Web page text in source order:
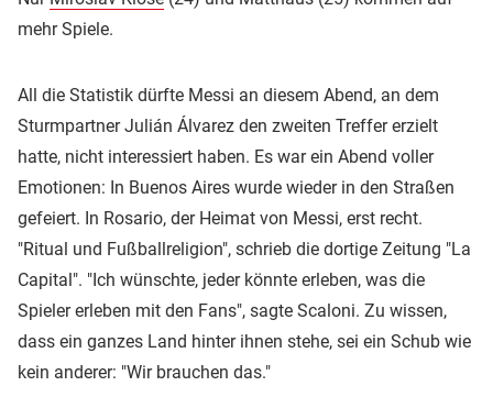
mehr Spiele.
All die Statistik dürfte Messi an diesem Abend, an dem
Sturmpartner Julián Álvarez den zweiten Treffer erzielt
hatte, nicht interessiert haben. Es war ein Abend voller
Emotionen: In Buenos Aires wurde wieder in den Straßen
gefeiert. In Rosario, der Heimat von Messi, erst recht.
"Ritual und Fußballreligion", schrieb die dortige Zeitung "La
Capital". "Ich wünschte, jeder könnte erleben, was die
Spieler erleben mit den Fans", sagte Scaloni. Zu wissen,
dass ein ganzes Land hinter ihnen stehe, sei ein Schub wie
kein anderer: "Wir brauchen das."